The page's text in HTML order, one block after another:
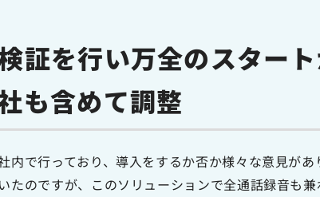
証を行い万全のスター
も含めて調整
内で行っており、導入をするか否か様々な意見が
たのですが、このソリューションで全通話録音も